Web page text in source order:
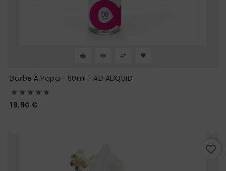
Barbe À Papa - 50ml - ALFALIQUID
    
19,90 €
favorite_border